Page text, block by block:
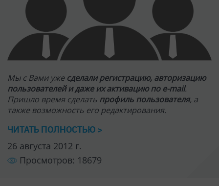
Мы с Вами уже сделали регистрацию, авторизацию
пользователей и даже их активацию по e-mail.
Пришло время сделать профиль пользователя, а
также возможность его редактирования.
ЧИТАТЬ ПОЛНОСТЬЮ >
26 августа 2012 г.
Просмотров: 18679